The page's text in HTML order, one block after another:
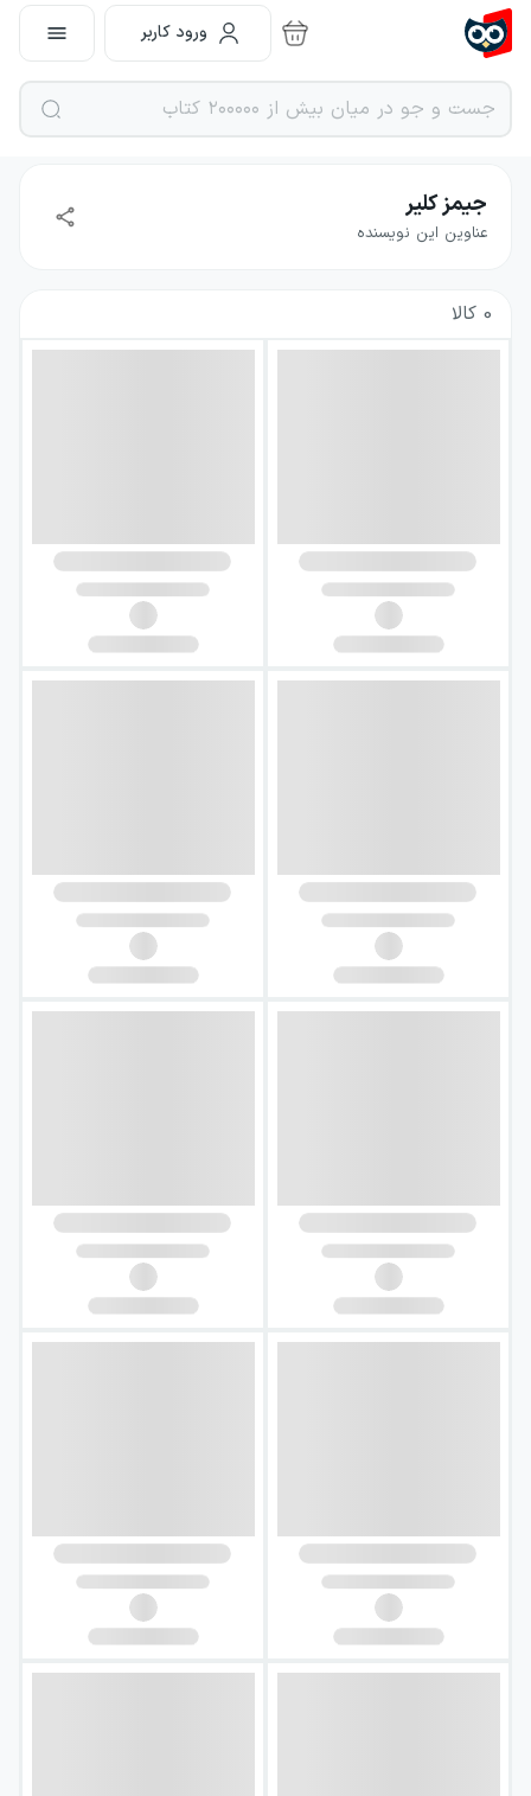
ورود کاربر
جیمز کلیر
عناوین این نویسنده
0 کالا